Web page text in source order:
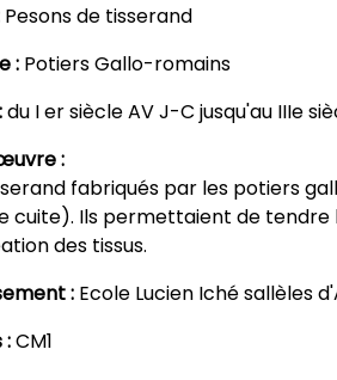
Pesons de tisserand
: Potiers Gallo-romains
du I er siècle AV J-C jusqu'au IIIe
:
fabriqués par les potiers
cuite). Ils permettaient de tendre
des tissus.
: Ecole Lucien Iché sallèles
:CM1